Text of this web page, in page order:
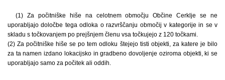
(1) Za počitniške hiše na celotnem območju Občine Cerklje se ne
uporabljajo določbe tega odloka o razvrščanju območij v kategorije in se v
skladu s točkovanjem po prejšnjem členu vsa točkujejo z 120 točkami.
(2) Za počitniške hiše se po tem odloku štejejo tisti objekti, za katere je bilo
za ta namen izdano lokacijsko in gradbeno dovoljenje oziroma objekti, ki se
uporabljajo samo za počitek ali oddih.